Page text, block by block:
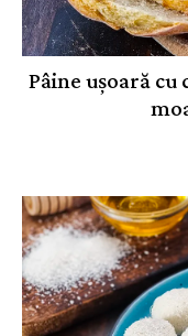
Pâine ușoară